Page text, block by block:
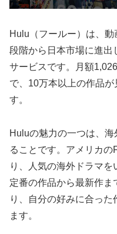
Hulu（フールー）は、
段階から日本市場に進出
サービスです。月額
で、10万本以上の作品
す。
Huluの魅力の一つは、
ることです。アメリカ
り、人気の海外ドラマを
定番の作品から最新作ま
り、自分の好みに合っ
ます。